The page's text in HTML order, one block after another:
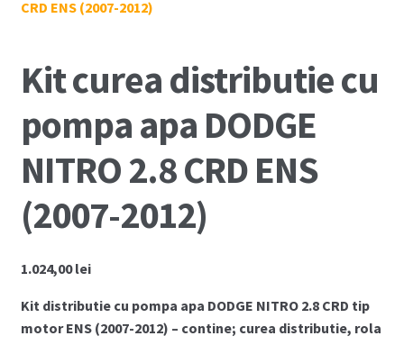
Despre Noi
Marci Comercializate
Plată
Politica COOKIE
Politica de confidentialitate
Serviciile Noastre
Kit curea distributie cu
pompa apa DODGE
NITRO 2.8 CRD ENS
(2007-2012)
1.024,00lei
Kit distributie cu pompa apa DODGE NITRO 2.8 CRD tip
motor ENS (2007-2012) – contine; curea distributie, rola